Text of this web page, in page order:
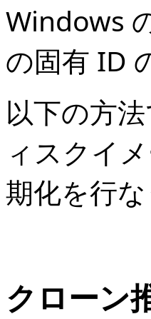
Windows
の固有 ID
以下の方
ィスクイ
期化を行
クローン